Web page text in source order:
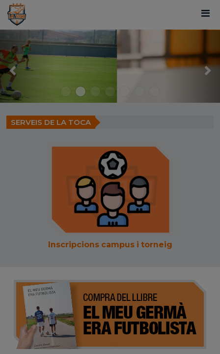
SERVEIS DE LA TOCA
Inscripcions campus i torneig